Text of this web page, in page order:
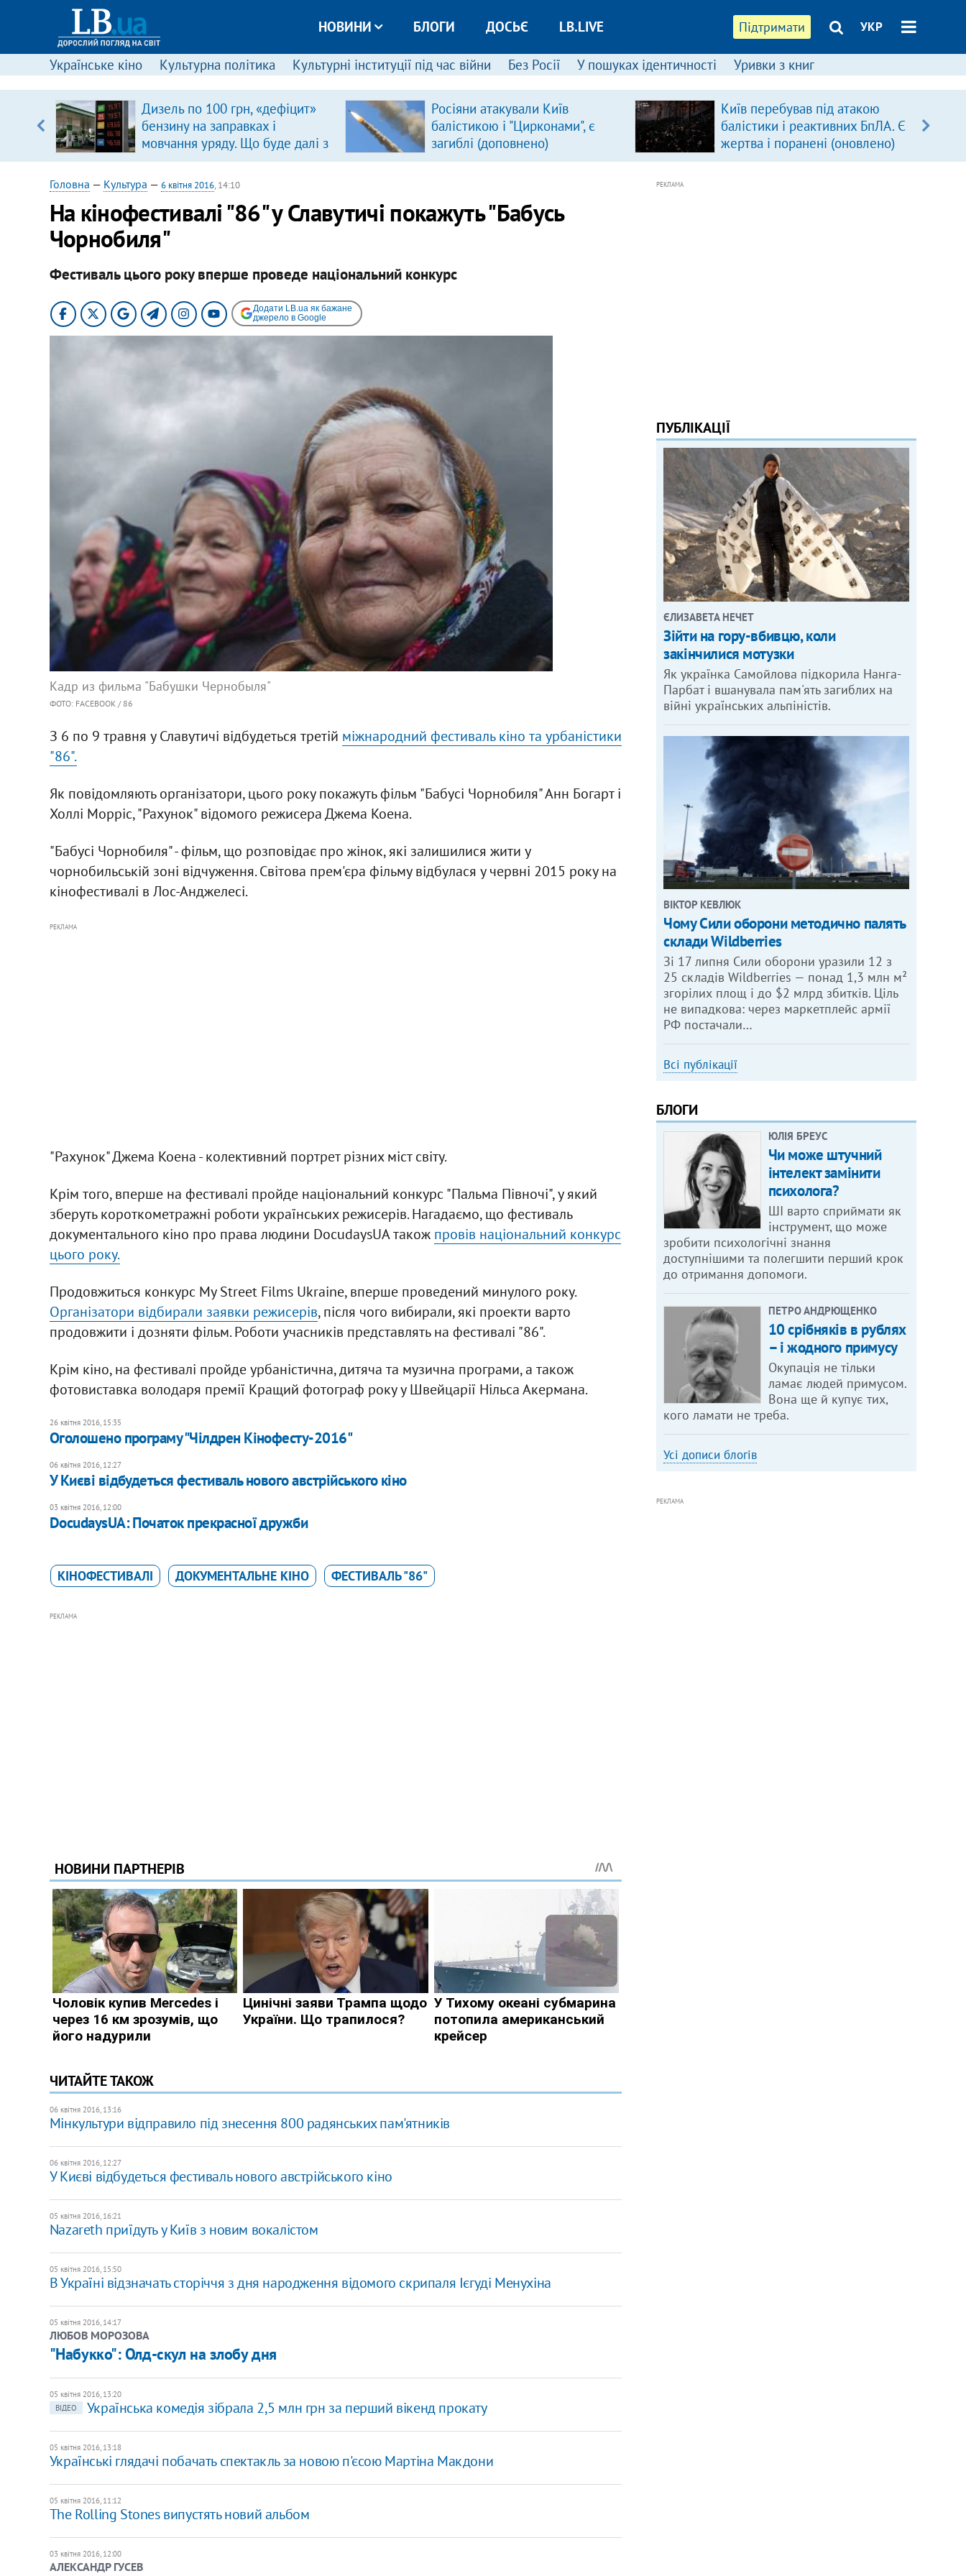
Підтримати УКР
НОВИНИ БЛОГИ ДОСЬЄ LB.LIVE
Українське кіно Культурна політика Культурні інституції під час війни Без Росії У пошуках ідентичності Уривки з книг
Дизель по 100 грн, «дефіцит»
бензину на заправках і
мовчання уряду. Що буде далі з
цінами на пальне?
Росіяни атакували Київ
балістикою і "Цирконами", є
загиблі (доповнено)
Київ перебував під атакою
балістики і реактивних БпЛА. Є
жертва і поранені (оновлено)
Головна — Культура — 6 квітня 2016, 14:10
На кінофестивалі "86" у Славутичі покажуть "Бабусь
Чорнобиля"
Фестиваль цього року вперше проведе національний конкурс
Додати LB.ua як бажане
джерело в Google
Кадр из фильма "Бабушки Чернобыля"
ФОТО: FACEBOOK / 86
З 6 по 9 травня у Славутичі відбудеться третій міжнародний фестиваль кіно та урбаністики
"86".
Як повідомляють організатори, цього року покажуть фільм "Бабусі Чорнобиля" Анн Богарт і
Холлі Морріс, "Рахунок" відомого режисера Джема Коена.
"Бабусі Чорнобиля" - фільм, що розповідає про жінок, які залишилися жити у
чорнобильській зоні відчуження. Світова прем'єра фільму відбулася у червні 2015 року на
кінофестивалі в Лос-Анджелесі.
РЕКЛАМА
"Рахунок" Джема Коена - колективний портрет різних міст світу.
Крім того, вперше на фестивалі пройде національний конкурс "Пальма Півночі", у який
зберуть короткометражні роботи українських режисерів. Нагадаємо, що фестиваль
документального кіно про права людини DocudaysUA також провів національний конкурс
цього року.
Продовжиться конкурс My Street Films Ukraine, вперше проведений минулого року.
Організатори відбирали заявки режисерів, після чого вибирали, які проекти варто
продовжити і дозняти фільм. Роботи учасників представлять на фестивалі "86".
Крім кіно, на фестивалі пройде урбаністична, дитяча та музична програми, а також
фотовиставка володаря премії Кращий фотограф року у Швейцарії Нільса Акермана.
26 квітня 2016, 15:35
Оголошено програму "Чілдрен Кінофесту-2016"
06 квітня 2016, 12:27
У Києві відбудеться фестиваль нового австрійського кіно
03 квітня 2016, 12:00
DocudaysUA: Початок прекрасної дружби
КІНОФЕСТИВАЛІ ДОКУМЕНТАЛЬНЕ КІНО ФЕСТИВАЛЬ "86"
РЕКЛАМА
ЧИТАЙТЕ ТАКОЖ
06 квітня 2016, 13:16
Мінкультури відправило під знесення 800 радянських пам'ятників
06 квітня 2016, 12:27
У Києві відбудеться фестиваль нового австрійського кіно
05 квітня 2016, 16:21
Nazareth приїдуть у Київ з новим вокалістом
05 квітня 2016, 15:50
В Україні відзначать сторіччя з дня народження відомого скрипаля Ієгуді Менухіна
05 квітня 2016, 14:17
ЛЮБОВ МОРОЗОВА
"Набукко": Олд-скул на злобу дня
05 квітня 2016, 13:20
ВІДЕО
Українська комедія зібрала 2,5 млн грн за перший вікенд прокату
05 квітня 2016, 13:18
Українські глядачі побачать спектакль за новою п'єсою Мартіна Макдони
05 квітня 2016, 11:12
The Rolling Stones випустять новий альбом
03 квітня 2016, 12:00
АЛЕКСАНДР ГУСЕВ
РЕКЛАМА
ПУБЛІКАЦІЇ
ЄЛИЗАВЕТА НЕЧЕТ
Зійти на гору-вбивцю, коли
закінчилися мотузки
Як українка Самойлова підкорила Нанга-
Парбат і вшанувала пам'ять загиблих на
війні українських альпіністів.
ВІКТОР КЕВЛЮК
Чому Сили оборони методично палять
склади Wildberries
Зі 17 липня Сили оборони уразили 12 з
25 складів Wildberries — понад 1,3 млн м²
згорілих площ і до $2 млрд збитків. Ціль
не випадкова: через маркетплейс армії
РФ постачали…
Всі публікації
БЛОГИ
ЮЛІЯ БРЕУС
Чи може штучний
інтелект замінити
психолога?
ШІ варто сприймати як
інструмент, що може
зробити психологічні знання
доступнішими та полегшити перший крок
до отримання допомоги.
ПЕТРО АНДРЮЩЕНКО
10 срібняків в рублях
– і жодного примусу
Окупація не тільки
ламає людей примусом.
Вона ще й купує тих,
кого ламати не треба.
Усі дописи блогів
РЕКЛАМА